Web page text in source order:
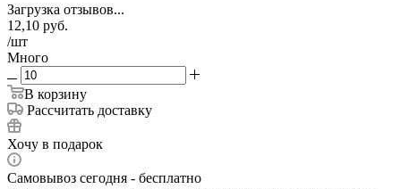
Загрузка отзывов...
12,10 руб.
/шт
Много
В корзину
Рассчитать доставку
Хочу в подарок
Самовывоз сегодня - бесплатно